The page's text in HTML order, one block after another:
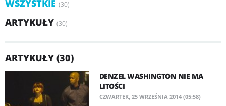
WSZYSTKIE (30)
ARTYKUŁY (30)
ARTYKUŁY (30)
DENZEL WASHINGTON NIE MA
LITOŚCI
CZWARTEK, 25 WRZEŚNIA 2014 (05:58)